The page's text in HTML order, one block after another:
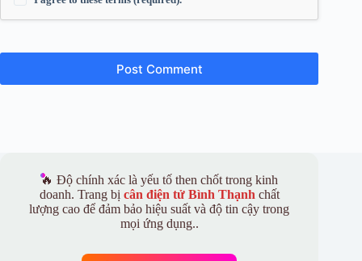
Post Comment
🔥 Độ chính xác là yếu tố then chốt trong kinh
doanh. Trang bị cân điện tử Bình Thạnh chất
lượng cao để đảm bảo hiệu suất và độ tin cậy trong
mọi ứng dụng..